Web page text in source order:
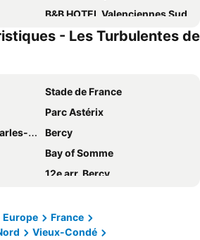
B&B HOTEL Valenciennes Sud
Forêt
Mercure Valenciennes Centre
Foret
Residhome du Théâtre
Auberge Du Bon Fermier
In Situ Hotel
B&B HOTEL Valenciennes Onnaing
Hotel le Clemenceau
Appartements Bon Secours
- Les Turbulentes de
Stade de France
Parc Astérix
Gaulle
Bercy
Bay of Somme
12e arr. Bercy
11e arr. Bastille
5e arr. Quartier Latin
Europe
France
Vieux-Condé